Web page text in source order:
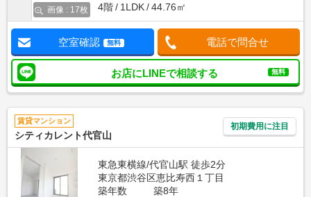
画像 : 17枚
4階
1LDK 44.76㎡
空室確認 無料 電話で問合せ
お店にLINEで相談する 無料
賃貸マンション
シティカレント代官山
初期費用に注目
東急東横線/代官山駅 徒歩2分
東京都渋谷区恵比寿西１丁目
築年数
築8年